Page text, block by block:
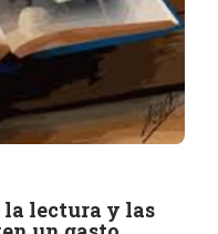
la lectura y las